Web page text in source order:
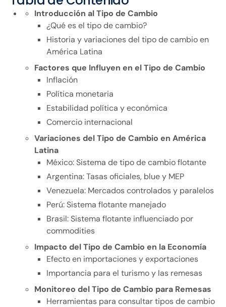
Introducción al Tipo de Cambio
¿Qué es el tipo de cambio?
Historia y variaciones del tipo de cambio en
América Latina
Factores que Influyen en el Tipo de Cambio
Inflación
Política monetaria
Estabilidad política y económica
Comercio internacional
Variaciones del Tipo de Cambio en América
Latina
México: Sistema de tipo de cambio flotante
Argentina: Tasas oficiales, blue y MEP
Venezuela: Mercados controlados y paralelos
Perú: Sistema flotante manejado
Brasil: Sistema flotante influenciado por
commodities
Impacto del Tipo de Cambio en la Economía
Efecto en importaciones y exportaciones
Importancia para el turismo y las remesas
Monitoreo del Tipo de Cambio para Remesas
Herramientas para consultar tipos de cambio